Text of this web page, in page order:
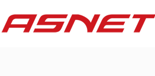
content